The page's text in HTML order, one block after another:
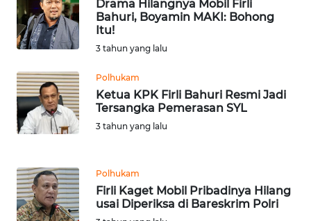
Drama Hilangnya Mobil Firli
Bahuri, Boyamin MAKI: Bohong
Itu!
3 tahun yang lalu
Polhukam
Ketua KPK Firli Bahuri Resmi Jadi
Tersangka Pemerasan SYL
3 tahun yang lalu
Polhukam
Firli Kaget Mobil Pribadinya Hilang
usai Diperiksa di Bareskrim Polri
WN
LABUHANBATU
WN
TAPANULI
TENGAH
SERDANG
WN